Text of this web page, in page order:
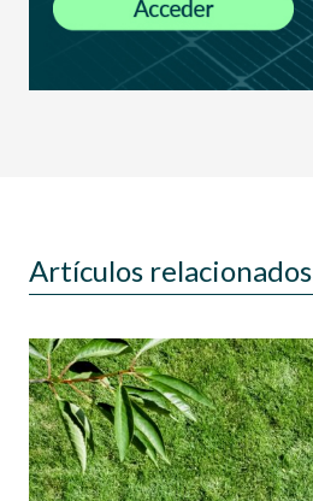
Artículos relacionados